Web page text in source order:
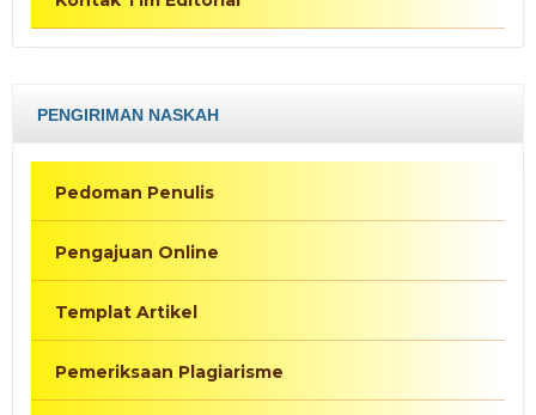
PENGIRIMAN NASKAH
Pedoman Penulis
Pengajuan Online
Templat Artikel
Pemeriksaan Plagiarisme